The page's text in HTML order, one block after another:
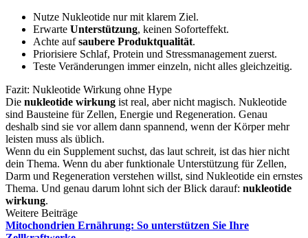
Nutze Nukleotide nur mit klarem Ziel.
Erwarte Unterstützung, keinen Soforteffekt.
Achte aufsaubere Produktqualität.
Priorisiere Schlaf, Protein und Stressmanagement zuerst.
Teste Veränderungen immer einzeln, nicht alles gleichzeitig.
Fazit: Nukleotide Wirkung ohne Hype
Die nukleotide wirkung ist real, aber nicht magisch. Nukleotide
sind Bausteine für Zellen, Energie und Regeneration. Genau
deshalb sind sie vor allem dann spannend, wenn der Körper mehr
leisten muss als üblich.
Wenn du ein Supplement suchst, das laut schreit, ist das hier nicht
dein Thema. Wenn du aber funktionale Unterstützung für Zellen,
Darm und Regeneration verstehen willst, sind Nukleotide ein ernstes
Thema. Und genau darum lohnt sich der Blick darauf: nukleotide
wirkung.
Weitere Beiträge
Mitochondrien Ernährung: So unterstützen Sie Ihre